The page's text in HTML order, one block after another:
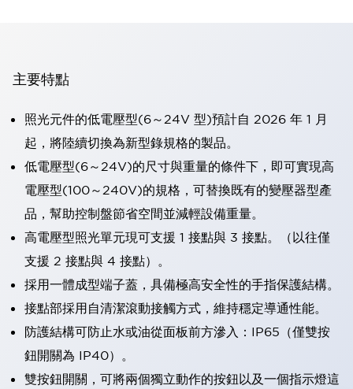
主要特點
照光元件的低電壓型(6～24V 型)預計自 2026 年 1 月
起，將陸續切換為新型錄規格的製品。
低電壓型(6～24V)的尺寸與重量的條件下，即可實現高
電壓型(100～240V)的規格，可替換既有的變壓器型產
品，幫助控制盤節省空間並減輕設備重量。
高電壓型照光單元現可支援 1 接點與 3 接點。（以往僅
支援 2 接點與 4 接點）。
採用一體成型端子蓋，具備極高安全性的手指保護結構。
接點部採用自清潔滾動接觸方式，維持穩定導通性能。
防護結構可防止水或油從面板前方滲入：IP65（僅雙按
鈕開關為 IP40）。
雙按鈕開關，可將兩個獨立動作的按鈕以及一個指示燈這